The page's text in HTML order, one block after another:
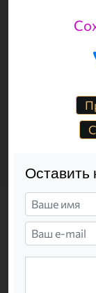
Оставить